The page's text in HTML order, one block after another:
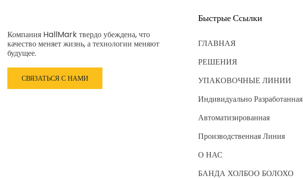
Компания HallMark твердо убеждена, что
качество меняет жизнь, а технологии меняют
будущее.
СВЯЗАТЬСЯ С НАМИ
Быстрые Ссылки
ГЛАВНАЯ
РЕШЕНИЯ
УПАКОВОЧНЫЕ ЛИНИИ
Индивидуально Разработанная
Автоматизированная
Производственная Линия
О НАС
БАНДА ХОЛБОО БОЛОХО